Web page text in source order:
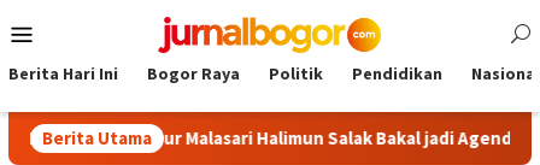
to
Menu
Berita Hari Ini Bogor Raya Politik Pendidikan Nasional
Berita Utama
Tour Malasari Halimun Salak Bakal jadi Agenda Tahunan